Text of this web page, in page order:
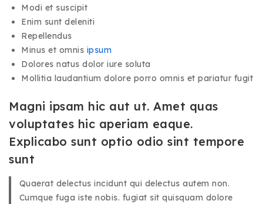
Modi et suscipit
Enim sunt deleniti
Repellendus
Minus et omnis ipsum
Dolores natus dolor iure soluta
Mollitia laudantium dolore porro omnis et pariatur fugit
Magni ipsam hic aut ut. Amet quas
voluptates hic aperiam eaque.
Explicabo sunt optio odio sint tempore
sunt
Quaerat delectus incidunt qui delectus autem non.
Cumque fuga iste nobis. fugiat sit quisquam dolore